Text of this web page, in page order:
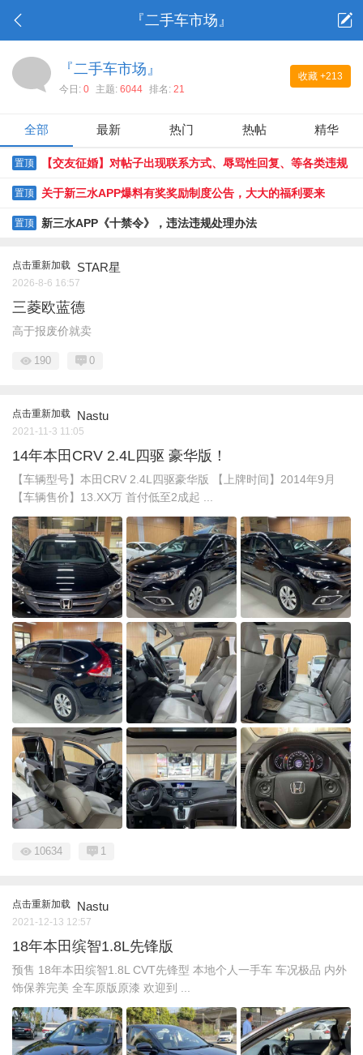
『二手车市场』
收藏 +213
『二手车市场』
今日: 0 主题: 6044 排名: 21
全部 最新 热门 热帖 精华
置顶 【交友征婚】对帖子出现联系方式、辱骂性回复、等各类违规
贴限时整改通知
置顶 关于新三水APP爆料有奖奖励制度公告，大大的福利要来
了......
置顶 新三水APP《十禁令》，违法违规处理办法
点击重新加载 STAR星
2026-8-6 16:57
三菱欧蓝德
高于报废价就卖
190 0
点击重新加载 Nastu
2021-11-3 11:05
14年本田CRV 2.4L四驱 豪华版！
【车辆型号】本田CRV 2.4L四驱豪华版 【上牌时间】2014年9月
【车辆售价】13.XX万 首付低至2成起 ...
10634 1
点击重新加载 Nastu
2021-12-13 12:57
18年本田缤智1.8L先锋版
预售 18年本田缤智1.8L CVT先锋型 本地个人一手车 车况极品 内外
饰保养完美 全车原版原漆 欢迎到 ...